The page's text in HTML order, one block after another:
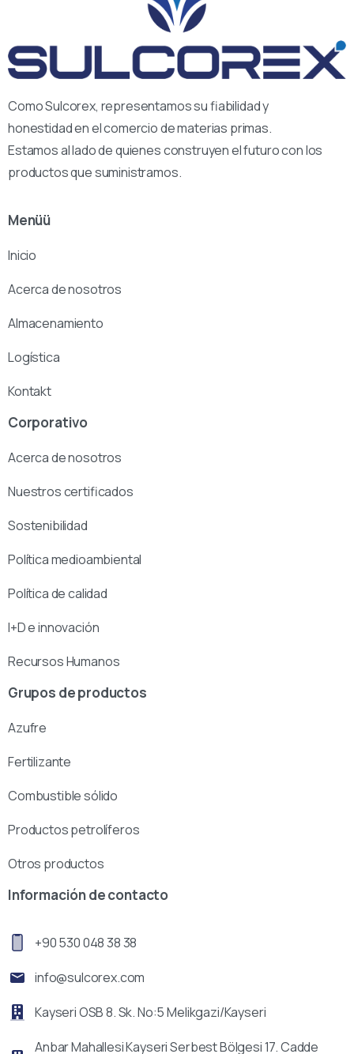
Como Sulcorex, representamos su fiabilidad y
honestidad en el comercio de materias primas.
Estamos al lado de quienes construyen el futuro con los
productos que suministramos.
Menüü
Inicio
Acerca de nosotros
Almacenamiento
Logística
Kontakt
Corporativo
Acerca de nosotros
Nuestros certificados
Sostenibilidad
Política medioambiental
Política de calidad
I+D e innovación
Recursos Humanos
Grupos de productos
Azufre
Fertilizante
Combustible sólido
Productos petrolíferos
Otros productos
Información de contacto
+90 530 048 38 38
info@sulcorex.com
Kayseri OSB 8. Sk. No:5 Melikgazi/Kayseri
Anbar Mahallesi Kayseri Serbest Bölgesi 17. Cadde